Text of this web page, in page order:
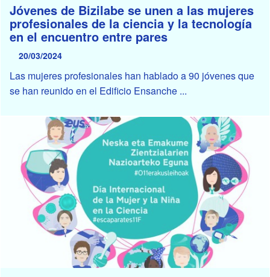
Jóvenes de Bizilabe se unen a las mujeres
profesionales de la ciencia y la tecnología
en el encuentro entre pares
20/03/2024
Las mujeres profesionales han hablado a 90 jóvenes que
se han reunido en el Edificio Ensanche ...